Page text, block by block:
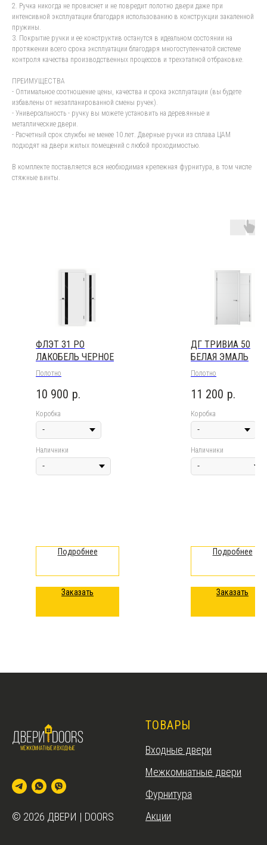
2. Ручка никогда не провиснет и не повредит полотно двери даже при
интенсивной эксплуатации благодаря использованию в конструкции закаленной
пружины.
3. Покрытие ручки и ее конструктив останутся в идеальном состоянии на
протяжении всего срока эксплуатации благодаря многоступенчатой системе
контроля качества производственных процессов и трехэтапной отбраковке.
ПРЕИМУЩЕСТВА
- Оптимальное соотношение цены, качества и срока эксплуатации (вы будете
избавлены от незапланированной смены ручек).
- Универсальность - ручку вы можете установить на деревянные и
металлические двери.
- Расчетный срок службы не менее 10 лет. Дверные ручки из сплава ЦАМ
подходят на двери жилых помещений с любой проходимостью.
В комплекте поставляется вся необходимая крепежная фурнитура, в том числе
стяжные винты.
ФЛЭТ З1 PO
ЛАКОБЕЛЬ ЧЕРНОЕ
Полотно
10 900 р.
Коробка
Наличники
Подробнее
Заказать
ДГ ТРИВИА 50
БЕЛАЯ ЭМАЛЬ
Полотно
11 200 р.
Коробка
Наличники
Подробнее
Заказать
© 2026 ДВЕРИ | DOORS
ТОВАРЫ
Входные двери
Межкомнатные двери
Фурнитура
Акции